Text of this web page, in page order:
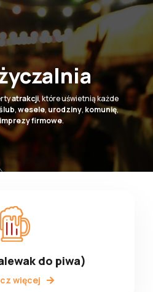
atrakcji, które uświetnią każde
,wesele, urodziny, komunię,
imprezy firmowe.
do piwa)
więcej